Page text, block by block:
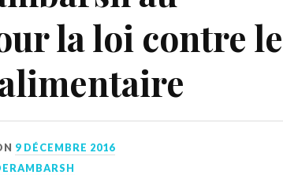
la loi contre le
9 DÉCEMBRE 2016